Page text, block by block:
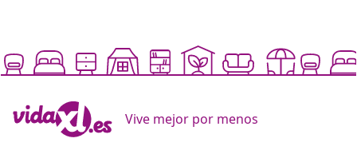
Vive mejor por menos